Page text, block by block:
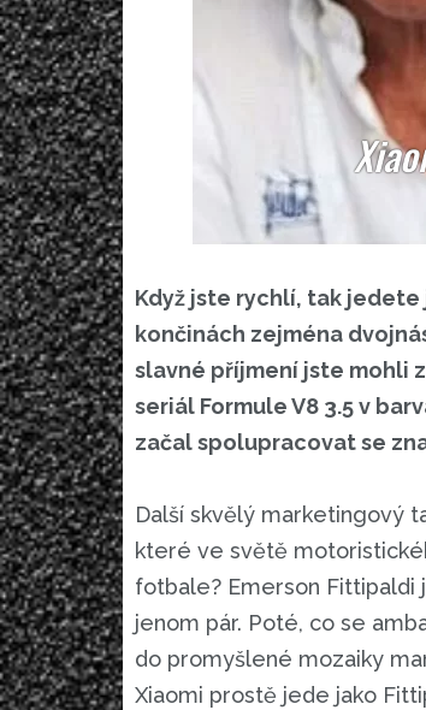
Když jste rychlí, tak
končinách zejména
slavné příjmení jste mohli
seriál Formule V8 3.5 v
začal spolupracovat se
Další skvělý marketingový
které ve světě
fotbale? Emerson Fittipaldi
jenom pár. Poté, co se
do promyšlené mozaiky
Xiaomi prostě jede jako